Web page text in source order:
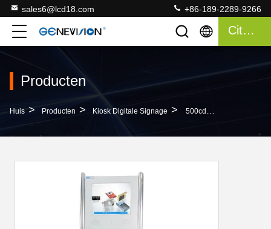
sales6@lcd18.com +86-189-2289-9266
Citaat
Producten
Huis > Producten > Kiosk Digitale Signage > 500cd/m2 Digitale Signage Van De Helderheidskiosk Met Playlist-Functie